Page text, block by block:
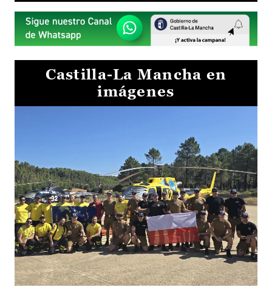
Castilla-La Mancha en
imágenes